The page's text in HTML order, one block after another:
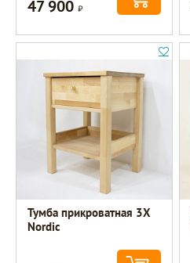
47 900Р
Тумба прикроватная 3Х
Nordic